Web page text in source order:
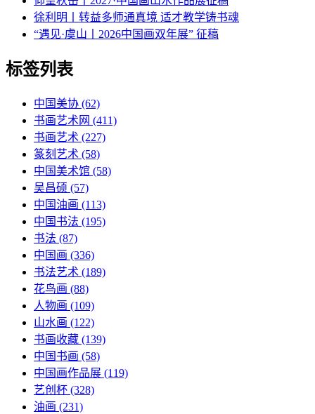
徐利明丨转益多师通真境 适才教学铸书魂
“遇见·虞山丨2026中国画双年展” 征稿
标签列表
中国美协 (62)
书画艺术网 (411)
书画艺术 (227)
篆刻艺术 (58)
中国美术馆 (58)
吴昌硕 (57)
中国油画 (113)
中国书法 (195)
书法 (87)
中国画 (336)
书法艺术 (189)
花鸟画 (88)
人物画 (109)
山水画 (122)
书画收藏 (139)
中国书画 (58)
中国画作品展 (119)
艺创杯 (328)
油画 (231)